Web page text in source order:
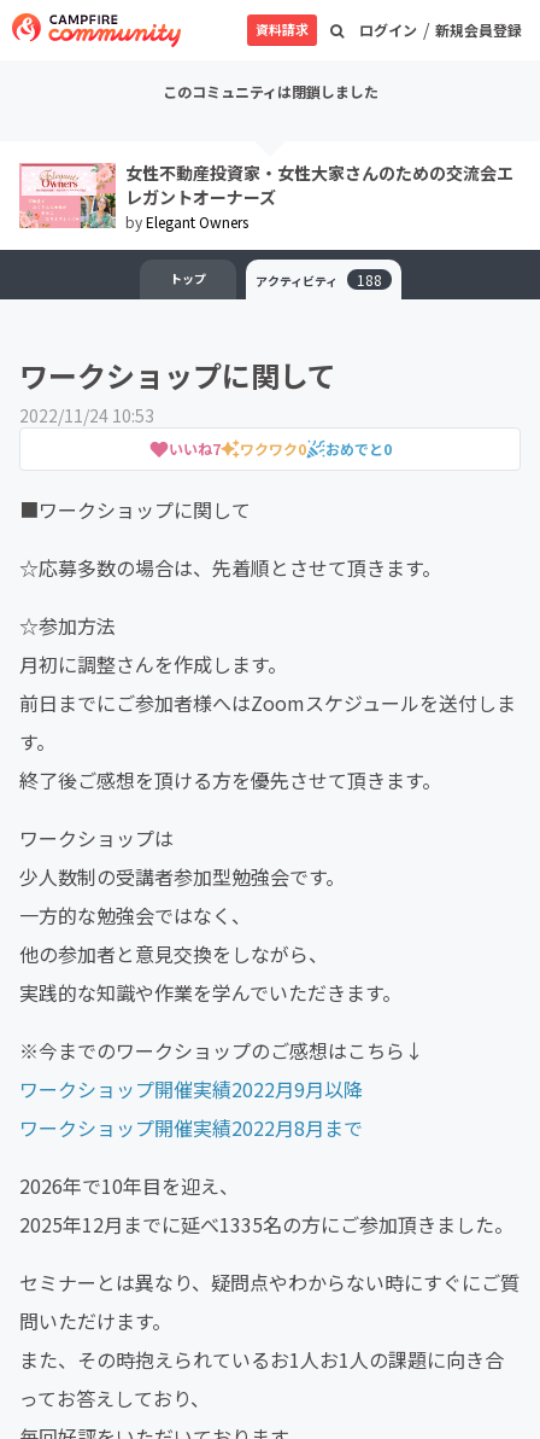
ログイン / 新規会員登録
資料請求
このコミュニティは閉鎖しました
女性不動産投資家・女性大家さんのための交流会エ
レガントオーナーズ
byElegant Owners
トップ アクティビティ 188
ワークショップに関して
2022/11/24 10:53
いいね7 ワクワク0 おめでと0
■ワークショップに関して
☆応募多数の場合は、先着順とさせて頂きます。
☆参加方法
月初に調整さんを作成します。
前日までにご参加者様へはZoomスケジュールを送付しま
す。
終了後ご感想を頂ける方を優先させて頂きます。
ワークショップは
少人数制の受講者参加型勉強会です。
一方的な勉強会ではなく、
他の参加者と意見交換をしながら、
実践的な知識や作業を学んでいただきます。
※今までのワークショップのご感想はこちら↓
ワークショップ開催実績2022月9月以降
ワークショップ開催実績2022月8月まで
2026年で10年目を迎え、
2025年12月までに延べ1335名の方にご参加頂きました。
セミナーとは異なり、疑問点やわからない時にすぐにご質
問いただけます。
また、その時抱えられているお1人お1人の課題に向き合
ってお答えしており、